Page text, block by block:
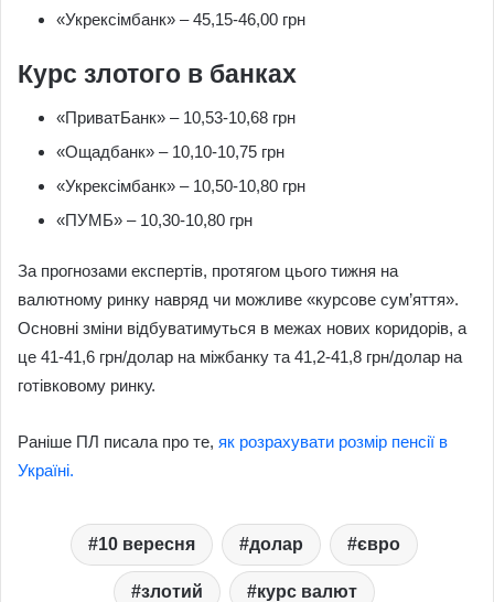
«Укрексімбанк» – 45,15-46,00 грн
Курс злотого в банках
«ПриватБанк» – 10,53-10,68 грн
«Ощадбанк» – 10,10-10,75 грн
«Укрексімбанк» – 10,50-10,80 грн
«ПУМБ» – 10,30-10,80 грн
За прогнозами експертів, протягом цього тижня на
валютному ринку навряд чи можливе «курсове сум’яття».
Основні зміни відбуватимуться в межах нових коридорів, а
це 41-41,6 грн/долар на міжбанку та 41,2-41,8 грн/долар на
готівковому ринку.
Раніше ПЛ писала про те, як розрахувати розмір пенсії в
Україні.
10 вересня долар євро
злотий курс валют